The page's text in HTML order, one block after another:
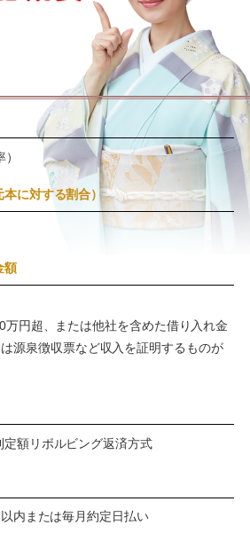
に対する割合）
額
円超、または他社を含めた借り入れ金
源泉徴収票など収入を証明するものが
額リボルビング返済方式
内または毎月約定日払い